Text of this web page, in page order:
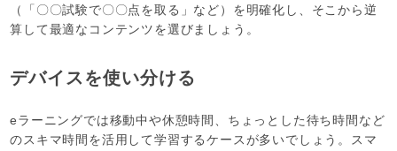
（「〇〇試験で〇〇点を取る」など）を明確化し、そこから逆
算して最適なコンテンツを選びましょう。
デバイスを使い分ける
eラーニングでは移動中や休憩時間、ちょっとした待ち時間など
のスキマ時間を活用して学習するケースが多いでしょう。スマ